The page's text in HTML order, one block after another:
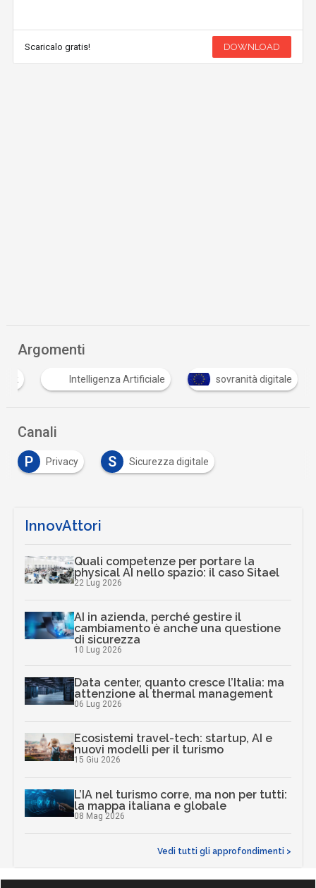
Scaricalo gratis! DOWNLOAD
Argomenti
Intelligenza Artificiale sovranità digitale
Canali
P
Privacy S Sicurezza digitale
InnovAttori
Quali competenze per portare la
physical AI nello spazio: il caso Sitael
22 Lug 2026
AI in azienda, perché gestire il
cambiamento è anche una questione
di sicurezza
10 Lug 2026
Data center, quanto cresce l’Italia: ma
attenzione al thermal management
06 Lug 2026
Ecosistemi travel-tech: startup, AI e
nuovi modelli per il turismo
15 Giu 2026
L’IA nel turismo corre, ma non per tutti:
la mappa italiana e globale
08 Mag 2026
Vedi tutti gli approfondimenti >